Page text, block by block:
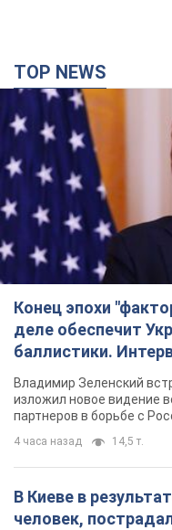
TOP NEWS
Конец эпохи
деле обеспечит
баллистики.
Владимир Зеленский
изложил новое видение
партнеров в борьбе с
4 часа назад 14,5 т.
В Киеве в
человек,